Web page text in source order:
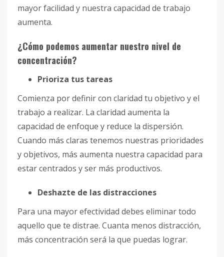
mayor facilidad y nuestra capacidad de trabajo
aumenta.
¿Cómo podemos aumentar nuestro nivel de
concentración?
Prioriza tus tareas
Comienza por definir con claridad tu objetivo y el
trabajo a realizar. La claridad aumenta la
capacidad de enfoque y reduce la dispersión.
Cuando más claras tenemos nuestras prioridades
y objetivos, más aumenta nuestra capacidad para
estar centrados y ser más productivos.
Deshazte de las distracciones
Para una mayor efectividad debes eliminar todo
aquello que te distrae. Cuanta menos distracción,
más concentración será la que puedas lograr.